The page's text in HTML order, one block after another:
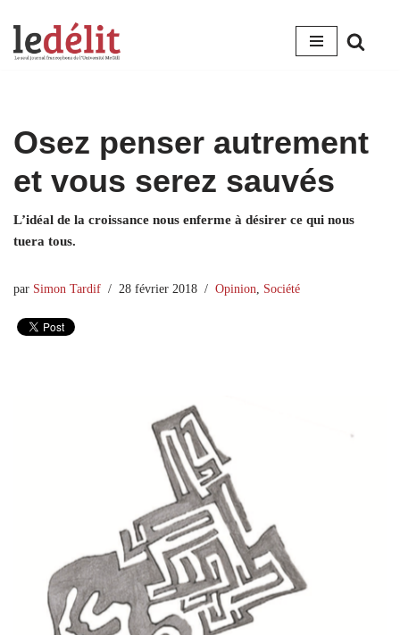
Aller
Osez penser autrement
et vous serez sauvés
L’idéal de la croissance nous enferme à désirer ce qui nous
tuera tous.
par Simon Tardif 28 février 2018 Opinion Société